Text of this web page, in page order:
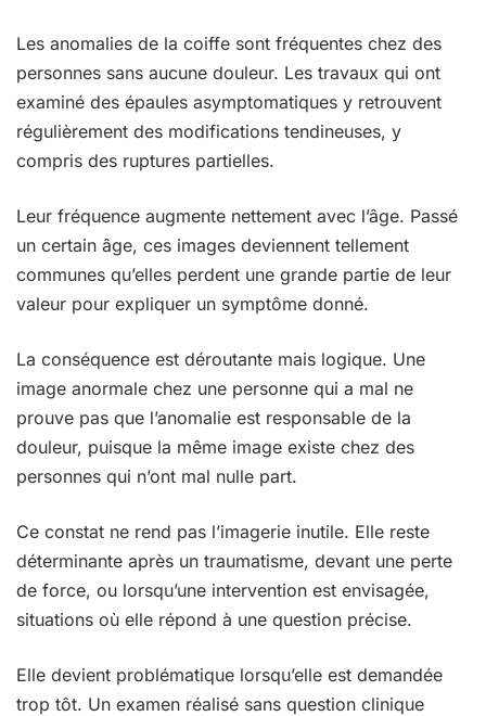
Les anomalies de la coiffe sont fréquentes chez des
personnes sans aucune douleur. Les travaux qui ont
examiné des épaules asymptomatiques y retrouvent
régulièrement des modifications tendineuses, y
compris des ruptures partielles.
Leur fréquence augmente nettement avec l’âge. Passé
un certain âge, ces images deviennent tellement
communes qu’elles perdent une grande partie de leur
valeur pour expliquer un symptôme donné.
La conséquence est déroutante mais logique. Une
image anormale chez une personne qui a mal ne
prouve pas que l’anomalie est responsable de la
douleur, puisque la même image existe chez des
personnes qui n’ont mal nulle part.
Ce constat ne rend pas l’imagerie inutile. Elle reste
déterminante après un traumatisme, devant une perte
de force, ou lorsqu’une intervention est envisagée,
situations où elle répond à une question précise.
Elle devient problématique lorsqu’elle est demandée
trop tôt. Un examen réalisé sans question clinique